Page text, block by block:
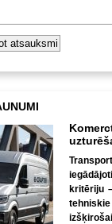
kritēriju